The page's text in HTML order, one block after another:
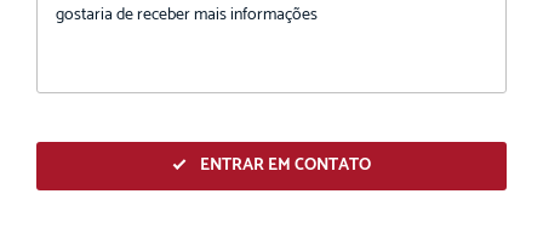
ENTRAR EM CONTATO